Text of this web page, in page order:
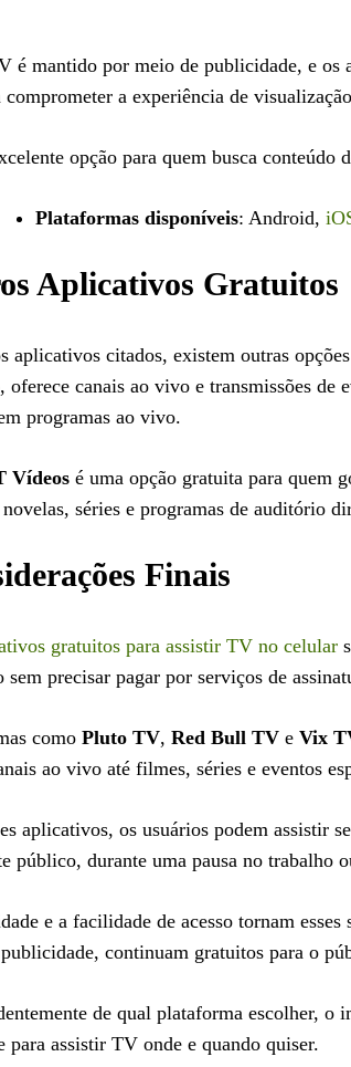
é mantido por meio de publicidade, e os
comprometer a experiência de
opção para quem busca
Plataformas disponíveis: Android,
Aplicativos Gratuitos
aplicativos citados, existem outras
oferece canais ao vivo e transmissões de
programas ao vivo.
Vídeos é uma opção gratuita para quem
novelas, séries e programas de auditório
Finais
gratuitos para assistir TV no celular
sem precisar pagar por serviços de
como Pluto TV, Red Bull TV e Vix
ao vivo até filmes, séries e eventos
aplicativos, os usuários podem assistir
público, durante uma pausa no trabalho
e a facilidade de acesso tornam
continuam gratuitos para o
de qual plataforma escolher,
para assistir TV onde e quando quiser.